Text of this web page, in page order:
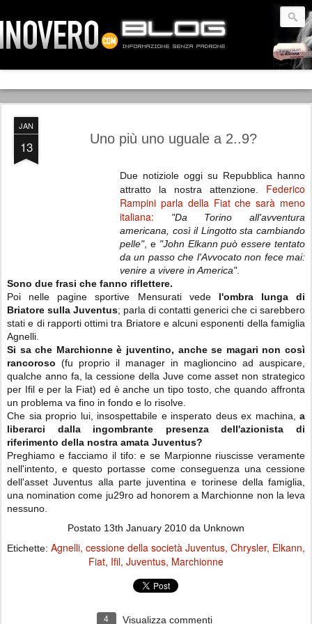
JAN
13 Uno più uno uguale a 2..9?
Due notiziole oggi su Repubblica hanno
attratto la nostra attenzione. Federico
Rampini parla della Fiat che sarà meno
italiana:
"Da Torino all'avventura
americana, così il Lingotto sta cambiando
pelle", e "John Elkann può essere tentato
da un passo che l'Avvocato non fece mai:
venire a vivere in America".
Sono due frasi che fanno riflettere.
Poi nelle pagine sportive Mensurati vede l'ombra lunga di
Briatore sulla Juventus; parla di contatti generici che ci sarebbero
stati e di rapporti ottimi tra Briatore e alcuni esponenti della famiglia
Agnelli.
Si sa che Marchionne è juventino, anche se magari non così
rancoroso (fu proprio il manager in maglioncino ad auspicare,
qualche anno fa, la cessione della Juve come asset non strategico
per Ifil e per la Fiat) ed è anche un tipo tosto, che quando affronta
un problema va fino in fondo e lo risolve.
Che sia proprio lui, insospettabile e insperato deus ex machina, a
liberarci dalla ingombrante presenza dell'azionista di
riferimento della nostra amata Juventus?
Preghiamo e facciamo il tifo: e se Marpionne riuscisse veramente
nell'intento, e questo portasse come conseguenza una cessione
dell'asset Juventus alla parte juventina e torinese della famiglia,
una nomination come ju29ro ad honorem a Marchionne non la leva
nessuno.
Postato 13th January 2010 da Unknown
Etichette: Agnelli cessione della società Juventus Chrysler Elkann
Fiat Ifil Juventus Marchionne
4 Visualizza commenti